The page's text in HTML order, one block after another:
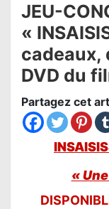
JEU-
«
cadeaux,
DVD du
Partagez cet
«